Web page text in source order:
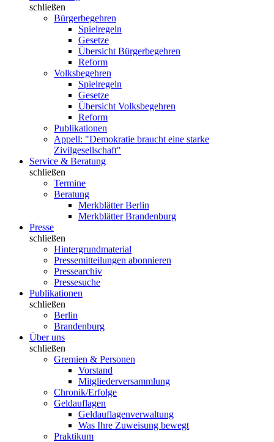
schließen
Bürgerbegehren
Spielregeln
Gesetze
Übersicht Bürgerbegehren
Reform
Volksbegehren
Spielregeln
Gesetze
Übersicht Volksbegehren
Reform
Publikationen
Appell: "Demokratie braucht eine starke
Zivilgesellschaft"
Service & Beratung
schließen
Termine
Beratung
Merkblätter Berlin
Merkblätter Brandenburg
Presse
schließen
Hintergrundmaterial
Pressemitteilungen abonnieren
Pressearchiv
Pressesuche
Publikationen
schließen
Berlin
Brandenburg
Über uns
schließen
Gremien & Personen
Vorstand
Mitgliederversammlung
Chronik/Erfolge
Geldauflagen
Geldauflagenverwaltung
Was Ihre Zuweisung bewegt
Praktikum